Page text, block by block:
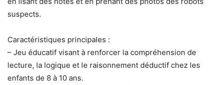
suspects.
Caractéristiques principales :
– Jeu éducatif visant à renforcer la compréhension de
lecture, la logique et le raisonnement déductif chez les
enfants de 8 à 10 ans.